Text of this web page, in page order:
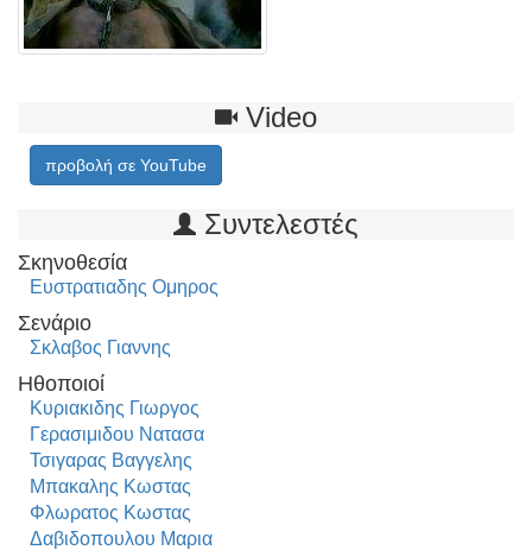
Video
προβολή σε YouTube
Συντελεστές
Σκηνοθεσία
Ευστρατιαδης Ομηρος
Σενάριο
Σκλαβος Γιαννης
Ηθοποιοί
Κυριακιδης Γιωργος
Γερασιμιδου Νατασα
Τσιγαρας Βαγγελης
Μπακαλης Κωστας
Φλωρατος Κωστας
Δαβιδοπουλου Μαρια